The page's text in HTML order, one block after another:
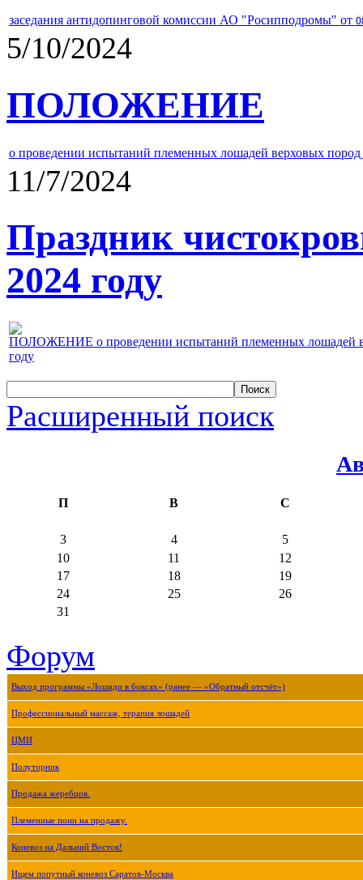
заседания антидопинговой комиссии АО "Росипподромы" от
5/10/2024
ПОЛОЖЕНИЕ
о проведении испытаний племенных лошадей верховых
11/7/2024
Праздник
2024 году
ПОЛОЖЕНИЕ о проведении испытаний племенных лошадей
году
Расширенный поиск
П В С
3 4
5
10
11
12
17
18
19
24
25
26
31
Форум
Выход программы «Лошади в боксах» (ранее — «Обратный отсчёт»)
Профессиональный массаж, терапия лошадей
ЦМИ
Полуторник
Продажа жеребцов.
Племенные пони на продажу.
Коневоз на Дальний Восток!
Ищем попутный коневоз Саратов-Москва